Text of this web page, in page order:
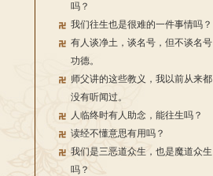
吗？
我们往生也是很难的一件事情吗？
有人谈净土，谈名号，但不谈名号
功德。
师父讲的这些教义，我以前从来都
没有听闻过。
人临终时有人助念，能往生吗？
读经不懂意思有用吗？
我们是三恶道众生，也是魔道众生
吗？